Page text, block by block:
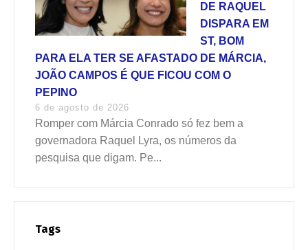
DE RAQUEL
DISPARA EM
ST, BOM
PARA ELA TER SE AFASTADO DE MÁRCIA,
JOÃO CAMPOS É QUE FICOU COM O
PEPINO
6 de agosto de 2026
Romper com Márcia Conrado só fez bem a
governadora Raquel Lyra, os números da
pesquisa que digam. Pe...
Tags